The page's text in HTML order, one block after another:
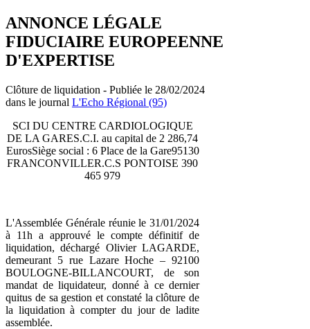
ANNONCE LÉGALE
FIDUCIAIRE EUROPEENNE
D'EXPERTISE
Clôture de liquidation - Publiée le 28/02/2024
dans le journal L'Echo Régional (95)
SCI DU CENTRE CARDIOLOGIQUE
DE LA GARES.C.I. au capital de 2 286,74
EurosSiège social : 6 Place de la Gare95130
FRANCONVILLER.C.S PONTOISE 390
465 979
L'Assemblée Générale réunie le 31/01/2024
à 11h a approuvé le compte définitif de
liquidation, déchargé Olivier LAGARDE,
demeurant 5 rue Lazare Hoche – 92100
BOULOGNE-BILLANCOURT, de son
mandat de liquidateur, donné à ce dernier
quitus de sa gestion et constaté la clôture de
la liquidation à compter du jour de ladite
assemblée.